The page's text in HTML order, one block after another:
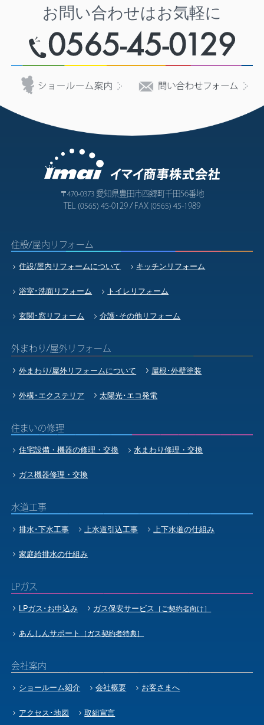
お問い合わせはお気軽に
〒470-0373愛知県豊田市四郷町千田56番地
TEL(0565)45-0129 / FAX(0565)45-1989
住設/屋内リフォーム
住設/屋内リフォームについて キッチンリフォーム
浴室･洗面リフォーム トイレリフォーム
玄関･窓リフォーム 介護･その他リフォーム
外まわり/屋外リフォーム
外まわり/屋外リフォームについて 屋根･外壁塗装
外構･エクステリア 太陽光･エコ発電
住まいの修理
住宅設備・機器の修理・交換 水まわり修理・交換
ガス機器修理・交換
水道工事
排水･下水工事 上水道引込工事 上下水道の仕組み
家庭給排水の仕組み
LPガス
LPガス･お申込み ガス保安サービス ［ご契約者向け］
あんしんサポート ［ガス契約者特典］
会社案内
ショールーム紹介 会社概要 お客さまへ
アクセス･地図 取組宣言